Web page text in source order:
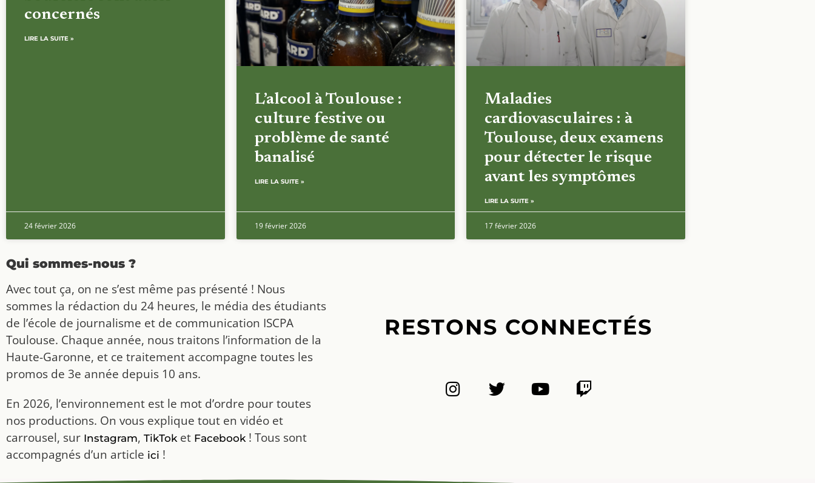
concernés
LIRE LA SUITE »
24 février 2026
L’alcool à Toulouse :
culture festive ou
problème de santé
banalisé
LIRE LA SUITE »
19 février 2026
Maladies
cardiovasculaires : à
Toulouse, deux examens
pour détecter le risque
avant les symptômes
LIRE LA SUITE »
17 février 2026
Qui sommes-nous ?
Avec tout ça, on ne s’est même pas présenté ! Nous
sommes la rédaction du 24 heures, le média des étudiants
de l’école de journalisme et de communication ISCPA
Toulouse. Chaque année, nous traitons l’information de la
Haute-Garonne, et ce traitement accompagne toutes les
promos de 3e année depuis 10 ans.
En 2026, l’environnement est le mot d’ordre pour toutes
nos productions. On vous explique tout en vidéo et
carrousel, sur Instagram, TikToket Facebook! Tous sont
accompagnés d’un article ici !
RESTONS CONNECTÉS